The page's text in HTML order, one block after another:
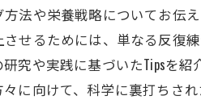
方法や栄養戦略についてお伝
させるためには、単なる反復
究や実践に基づいたTipsを
に向けて、科学に裏打ちさ